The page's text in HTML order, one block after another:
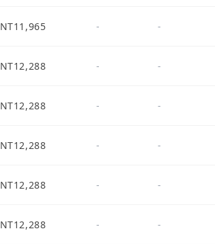
NT11,965 - -
NT12,288 - -
NT12,288 - -
NT12,288 - -
NT12,288 - -
NT12,288 - -